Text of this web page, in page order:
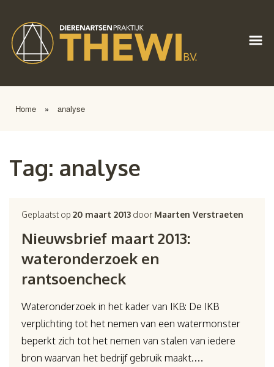
Home » analyse
Tag: analyse
Geplaatst op20 maart 2013 door Maarten Verstraeten
Nieuwsbrief maart 2013:
wateronderzoek en
rantsoencheck
Wateronderzoek in het kader van IKB: De IKB
verplichting tot het nemen van een watermonster
beperkt zich tot het nemen van stalen van iedere
bron waarvan het bedrijf gebruik maakt.…